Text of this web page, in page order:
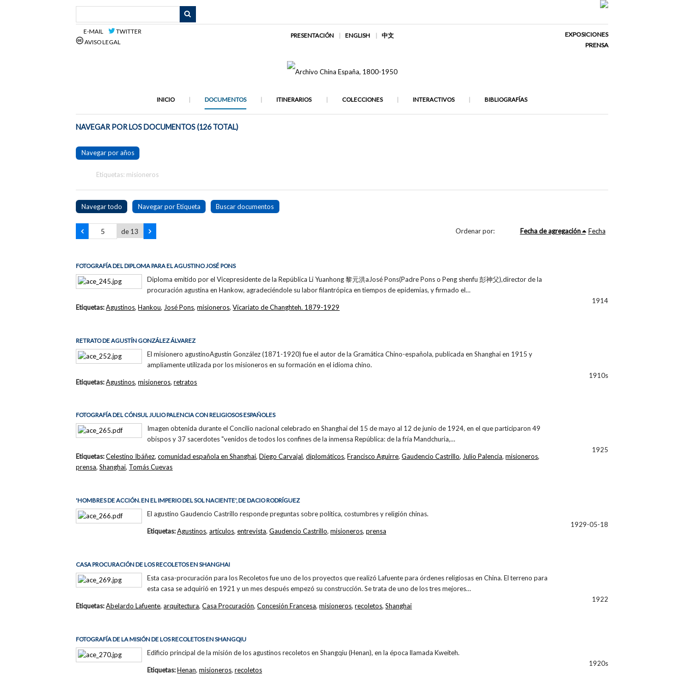
E-MAIL
TWITTER
AVISO LEGAL
PRESENTACIÓN ENGLISH 中文
EXPOSICIONES
PRENSA
INICIO DOCUMENTOS ITINERARIOS COLECCIONES INTERACTIVOS BIBLIOGRAFÍAS
NAVEGAR POR LOS DOCUMENTOS (126 TOTAL)
Navegar por años
Etiquetas: misioneros
Navegar todo Navegar por Etiqueta Buscar documentos
de 13 Ordenar por: Fecha de agregación Fecha
FOTOGRAFÍA DEL DIPLOMA PARA EL AGUSTINO JOSÉ PONS
Diploma emitido por el Vicepresidente de la República Li Yuanhong 黎元洪aJosé Pons(Padre Pons o Peng shenfu 彭神父),director de la
procuración agustina en Hankow, agradeciéndole su labor filantrópica en tiempos de epidemias, y firmado el…
1914
Etiquetas:Agustinos,Hankou, José Pons,misioneros,Vicariato de Changhteh. 1879-1929
RETRATO DE AGUSTÍN GONZÁLEZ ÁLVAREZ
El misionero agustinoAgustín González (1871-1920) fue el autor de la Gramática Chino-española, publicada en Shanghai en 1915 y
ampliamente utilizada por los misioneros en su formación en el idioma chino.
1910s
Etiquetas:Agustinos,misioneros,retratos
FOTOGRAFÍA DEL CÓNSUL JULIO PALENCIA CON RELIGIOSOS ESPAÑOLES
Imagen obtenida durante el Concilio nacional celebrado en Shanghai del 15 de mayo al 12 de junio de 1924, en el que participaron 49
obispos y 37 sacerdotes "venidos de todos los confines de la inmensa República: de la fría Mandchuria,…
1925
Etiquetas:Celestino Ibáñez,comunidad española en Shanghai,Diego Carvajal,diplomáticos,Francisco Aguirre,Gaudencio Castrillo, Julio Palencia,misioneros,
prensa,Shanghai, Tomás Cuevas
'HOMBRES DE ACCIÓN. EN EL IMPERIO DEL SOL NACIENTE', DE DACIO RODRÍGUEZ
El agustino Gaudencio Castrillo responde preguntas sobre política, costumbres y religión chinas.
1929-05-18
Etiquetas:Agustinos, artículos, entrevista, Gaudencio Castrillo, misioneros, prensa
CASA PROCURACIÓN DE LOS RECOLETOS EN SHANGHAI
Esta casa-procuración para los Recoletos fue uno de los proyectos que realizó Lafuente para órdenes religiosas en China. El terreno para
esta casa se adquirió en 1921 y un mes después empezó su construcción. Se trata de uno de los tres mejores…
1922
Etiquetas:Abelardo Lafuente,arquitectura,Casa Procuración,Concesión Francesa,misioneros,recoletos,Shanghai
FOTOGRAFÍA DE LA MISIÓN DE LOS RECOLETOS EN SHANGQIU
Edificio principal de la misión de los agustinos recoletos en Shangqiu (Henan), en la época llamada Kweiteh.
1920s
Etiquetas:Henan, misioneros, recoletos